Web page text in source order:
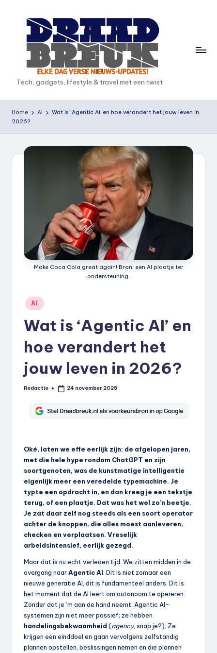
D
r
a
a
Tech, gadgets, lifestyle & travel met een twist
Home AI
Wat is ‘Agentic AI’ en hoe verandert het jouw leven in
2026?
Make Coca Cola great again! Bron: een AI plaatje ter
ondersteuning.
Geplaatst
in
AI
Wat is ‘Agentic AI’ en
hoe verandert het
jouw leven in 2026?
Geplaatst
Redactie 24 november 2025
Oké, laten we effe eerlijk zijn: de afgelopen jaren,
met die hele hype rondom ChatGPT en zijn
soortgenoten, was de kunstmatige intelligentie
eigenlijk meer een veredelde typemachine. Je
typte een opdracht in, en dan kreeg je een tekstje
terug, of een plaatje. Dat was het wel zo’n beetje.
Je zat daar zelf nog steeds als een soort operator
achter de knoppen, die alles moest aanleveren,
checken en verplaatsen. Vreselijk
arbeidsintensief, eerlijk gezegd.
Maar dat is nu echt verleden tijd. We zitten midden in de
overgang naarAgentic AI. Dit is niet zomaar een
nieuwe generatie AI, dit is fundamenteel anders. Dit is
het moment dat de AI leert om autonoom te opereren.
Zonder dat je ‘m aan de hand neemt. Agentic AI-
systemen zijn niet meer passief; ze hebben
handelingsbekwaamheid (agency, snap je?). Ze
krijgen een einddoel en gaan vervolgens zelfstandig
plannen opstellen, beslissingen nemen en die plannen